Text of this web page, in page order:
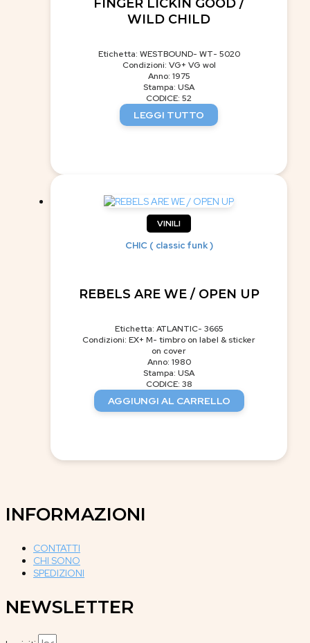
FINGER LICKIN GOOD /
WILD CHILD
Etichetta: WESTBOUND- WT- 5020
Condizioni: VG+ VG wol
Anno: 1975
Stampa: USA
CODICE: 52
LEGGI TUTTO
VINILI
CHIC ( classic funk )
REBELS ARE WE / OPEN UP
Etichetta: ATLANTIC- 3665
Condizioni: EX+ M- timbro on label & sticker
on cover
Anno: 1980
Stampa: USA
CODICE: 38
AGGIUNGI AL CARRELLO
INFORMAZIONI
CONTATTI
CHI SONO
SPEDIZIONI
NEWSLETTER